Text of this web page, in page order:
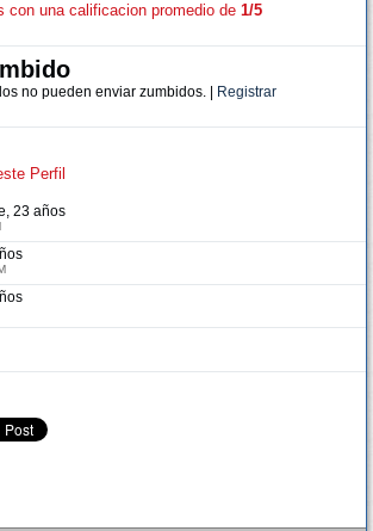
con una calificacion promedio de 1/5
no pueden enviar zumbidos. | Registrar
Perfil
23 años